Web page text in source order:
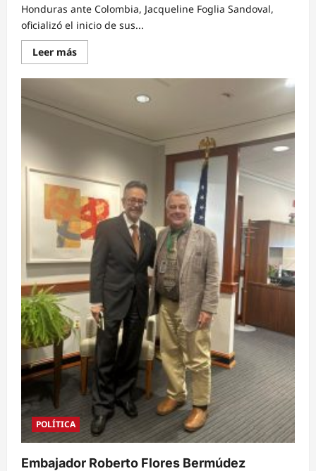
Honduras ante Colombia, Jacqueline Foglia Sandoval,
oficializó el inicio de sus...
Leer másRead
more
Embajadora
presenta
Copias
ante
Cancillería
de
Colombia
POLÍTICA
Embajador Roberto Flores Bermúdez